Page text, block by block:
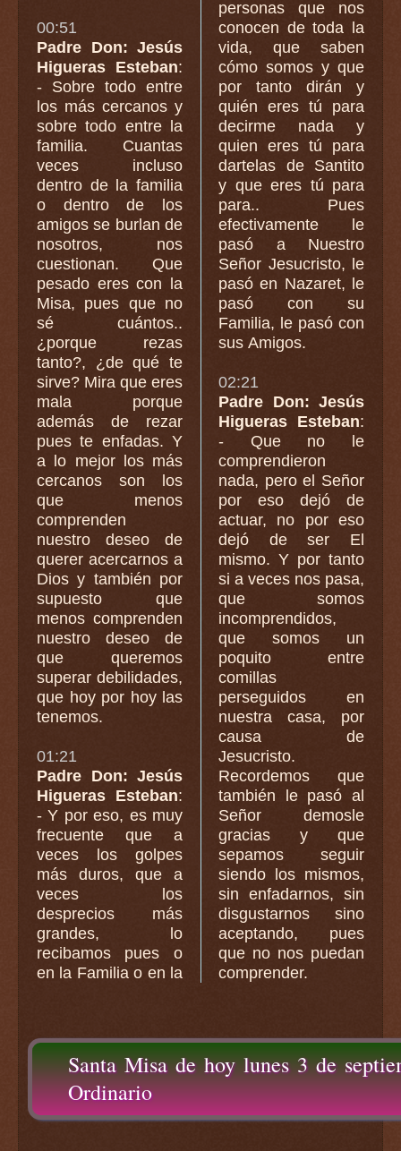
00:51
Padre Don: Jesús
Higueras Esteban:
- Sobre todo entre
los más cercanos y
sobre todo entre la
familia. Cuantas
veces incluso
dentro de la familia
o dentro de los
amigos se burlan de
nosotros, nos
cuestionan. Que
pesado eres con la
Misa, pues que no
sé cuántos..
¿porque rezas
tanto?, ¿de qué te
sirve? Mira que eres
mala porque
además de rezar
pues te enfadas. Y
a lo mejor los más
cercanos son los
que menos
comprenden
nuestro deseo de
querer acercarnos a
Dios y también por
supuesto que
menos comprenden
nuestro deseo de
que queremos
superar debilidades,
que hoy por hoy las
tenemos.
01:21
Padre Don: Jesús
Higueras Esteban:
- Y por eso, es muy
frecuente que a
veces los golpes
más duros, que a
veces los
desprecios más
grandes, lo
recibamos pues o
en la Familia o en la
personas que nos
conocen de toda la
vida, que saben
cómo somos y que
por tanto dirán y
quién eres tú para
decirme nada y
quien eres tú para
dartelas de Santito
y que eres tú para
para.. Pues
efectivamente le
pasó a Nuestro
Señor Jesucristo, le
pasó en Nazaret, le
pasó con su
Familia, le pasó con
sus Amigos.
02:21
Padre Don: Jesús
Higueras Esteban:
- Que no le
comprendieron
nada, pero el Señor
por eso dejó de
actuar, no por eso
dejó de ser El
mismo. Y por tanto
si a veces nos pasa,
que somos
incomprendidos,
que somos un
poquito entre
comillas
perseguidos en
nuestra casa, por
causa de
Jesucristo.
Recordemos que
también le pasó al
Señor demosle
gracias y que
sepamos seguir
siendo los mismos,
sin enfadarnos, sin
disgustarnos sino
aceptando, pues
que no nos puedan
comprender.
Santa Misa de hoy lunes 3 de
Ordinario